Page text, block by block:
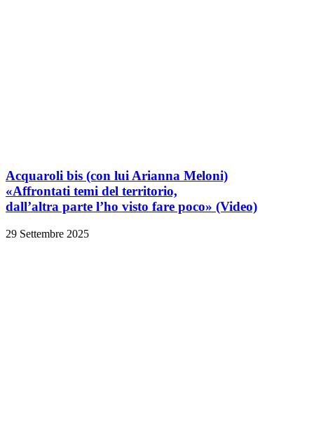
Acquaroli bis (con lui Arianna Meloni)
«Affrontati temi del territorio,
dall’altra parte l’ho visto fare poco» (Video)
29 Settembre 2025